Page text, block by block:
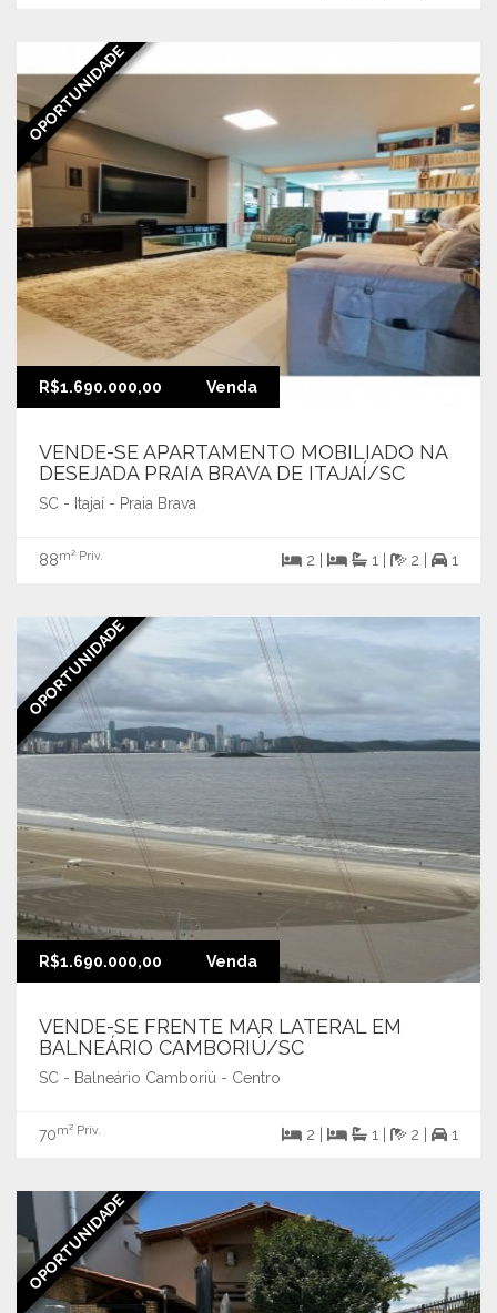
OPORTUNIDADE
R$1.690.000,00 Venda
VENDE-SE APARTAMENTO MOBILIADO NA
DESEJADA PRAIA BRAVA DE ITAJAÍ/SC
SC - Itajaí - Praia Brava
88m² Priv. 2 | 1 | 2 | 1
OPORTUNIDADE
R$1.690.000,00 Venda
VENDE-SE FRENTE MAR LATERAL EM
BALNEÁRIO CAMBORIÚ/SC
SC - Balneário Camboriú - Centro
70m² Priv. 2 | 1 | 2 | 1
OPORTUNIDADE